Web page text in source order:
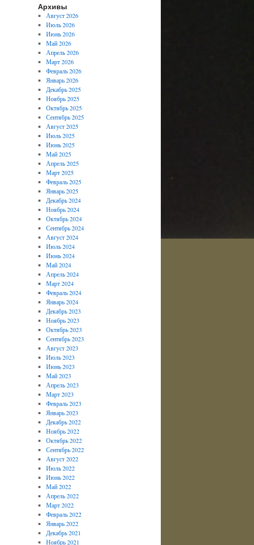
Архивы
Август 2026
Июль 2026
Июнь 2026
Май 2026
Апрель 2026
Март 2026
Февраль 2026
Январь 2026
Декабрь 2025
Ноябрь 2025
Октябрь 2025
Сентябрь 2025
Август 2025
Июль 2025
Июнь 2025
Май 2025
Апрель 2025
Март 2025
Февраль 2025
Январь 2025
Декабрь 2024
Ноябрь 2024
Октябрь 2024
Сентябрь 2024
Август 2024
Июль 2024
Июнь 2024
Май 2024
Апрель 2024
Март 2024
Февраль 2024
Январь 2024
Декабрь 2023
Ноябрь 2023
Октябрь 2023
Сентябрь 2023
Август 2023
Июль 2023
Июнь 2023
Май 2023
Апрель 2023
Март 2023
Февраль 2023
Январь 2023
Декабрь 2022
Ноябрь 2022
Октябрь 2022
Сентябрь 2022
Август 2022
Июль 2022
Июнь 2022
Май 2022
Апрель 2022
Март 2022
Февраль 2022
Январь 2022
Декабрь 2021
Ноябрь 2021